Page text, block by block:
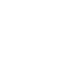
Департамента
города Москвы.
технологии
информации